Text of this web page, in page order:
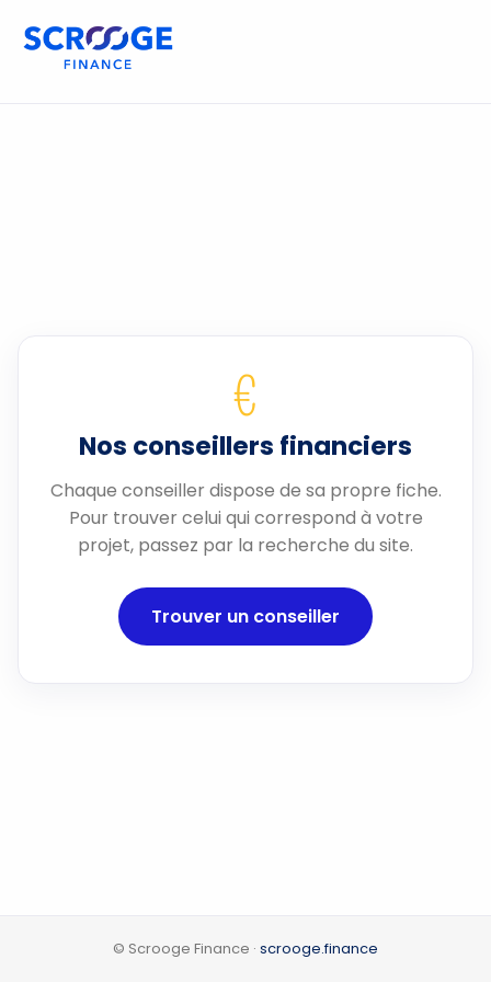
€
Nos conseillers financiers
Chaque conseiller dispose de sa propre fiche.
Pour trouver celui qui correspond à votre
projet, passez par la recherche du site.
Trouver un conseiller
© Scrooge Finance · scrooge.finance